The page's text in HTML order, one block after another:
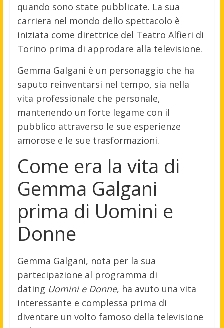
quando sono state pubblicate. La sua
carriera nel mondo dello spettacolo è
iniziata come direttrice del Teatro Alfieri di
Torino prima di approdare alla televisione.
Gemma Galgani è un personaggio che ha
saputo reinventarsi nel tempo, sia nella
vita professionale che personale,
mantenendo un forte legame con il
pubblico attraverso le sue esperienze
amorose e le sue trasformazioni.
Come era la vita di
Gemma Galgani
prima di Uomini e
Donne
Gemma Galgani, nota per la sua
partecipazione al programma di
dating Uomini e Donne, ha avuto una vita
interessante e complessa prima di
diventare un volto famoso della televisione